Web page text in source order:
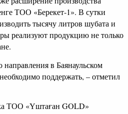
ТОО «Берекет-1». В сутки
тысячу литров шубата и
реализуют продукцию не только
в Баянаульском
поддержать, – отметил
ТОО «Үштаған GOLD»